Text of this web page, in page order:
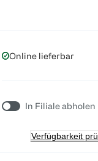
Online lieferbar
In Filiale abholen
Verfügbarkeit